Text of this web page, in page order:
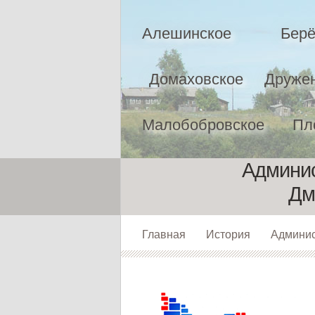
Алешинское
Домаховское
Малобобровское
Главная История